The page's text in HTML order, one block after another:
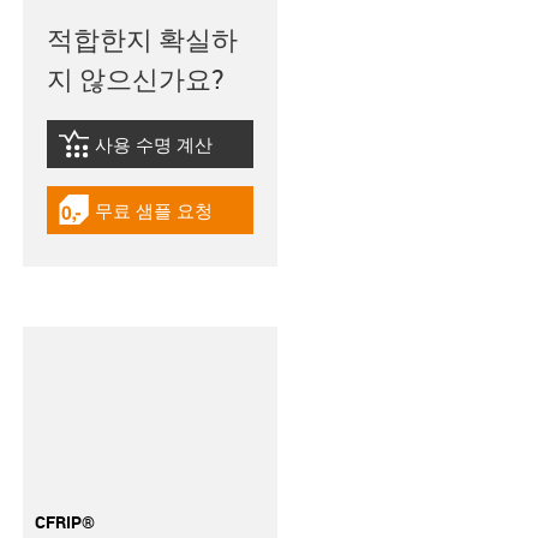
적합한지 확실하
지 않으신가요?
igus-icon-lebensdauerrechner
사용 수명 계산
igus-icon-gratismuster
무료 샘플 요청
CFRIP®